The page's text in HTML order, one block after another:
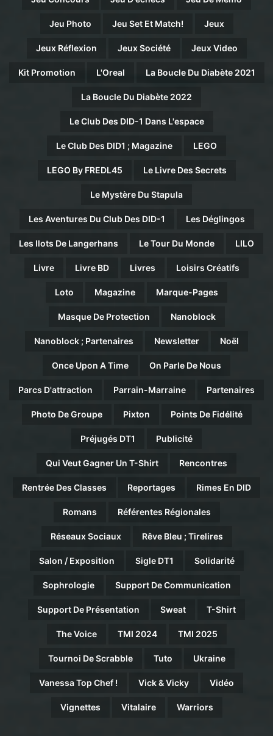
Jeu Photo Jeu Set Et Match! Jeux
Jeux Réflexion Jeux Société Jeux Video
Kit Promotion L'Oreal La Boucle Du Diabète 2021
La Boucle Du Diabète 2022
Le Club Des DID-1 Dans L'espace
Le Club Des DID1 ; Magazine LEGO
LEGO By FREDL45 Le Livre Des Secrets
Le Mystère Du Stapula
Les Aventures Du Club Des DID-1 Les Déglingos
Les Ilots De Langerhans Le Tour Du Monde LILO
Livre Livre BD Livres Loisirs Créatifs
Loto Magazine Marque-Pages
Masque De Protection Nanoblock
Nanoblock ; Partenaires Newsletter Noël
Once Upon A Time On Parle De Nous
Parcs D'attraction Parrain-Marraine Partenaires
Photo De Groupe Pixton Points De Fidélité
Préjugés DT1 Publicité
Qui Veut Gagner Un T-Shirt Rencontres
Rentrée Des Classes Reportages Rimes En DID
Romans Référentes Régionales
Réseaux Sociaux Rêve Bleu ; Tirelires
Salon / Exposition Sigle DT1 Solidarité
Sophrologie Support De Communication
Support De Présentation Sweat T-Shirt
The Voice TMI 2024 TMI 2025
Tournoi De Scrabble Tuto Ukraine
Vanessa Top Chef ! Vick & Vicky Vidéo
Vignettes Vitalaire Warriors